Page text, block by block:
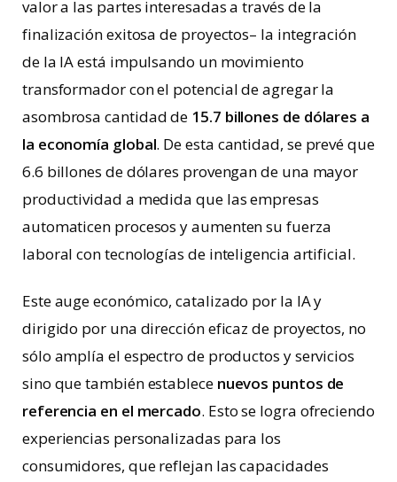
valor a las partes interesadas a través de la
finalización exitosa de proyectos– la integración
de la IA está impulsando un movimiento
transformador con el potencial de agregar la
asombrosa cantidad de 15.7 billones de dólares a
la economía global. De esta cantidad, se prevé que
6.6 billones de dólares provengan de una mayor
productividad a medida que las empresas
automaticen procesos y aumenten su fuerza
laboral con tecnologías de inteligencia artificial.
Este auge económico, catalizado por la IA y
dirigido por una dirección eficaz de proyectos, no
sólo amplía el espectro de productos y servicios
sino que también establecenuevos puntos de
referencia en el mercado. Esto se logra ofreciendo
experiencias personalizadas para los
consumidores, que reflejan las capacidades